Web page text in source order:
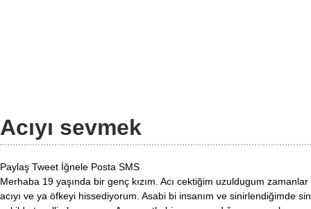
Acıyı sevmek
Paylaş Tweet İğnele Posta SMS
Merhaba 19 yaşında bir genç kızım. Acı cektiğim uzuldugum
acıyı ve ya öfkeyi hissediyorum. Asabi bi insanım ve sinirlendiğimde